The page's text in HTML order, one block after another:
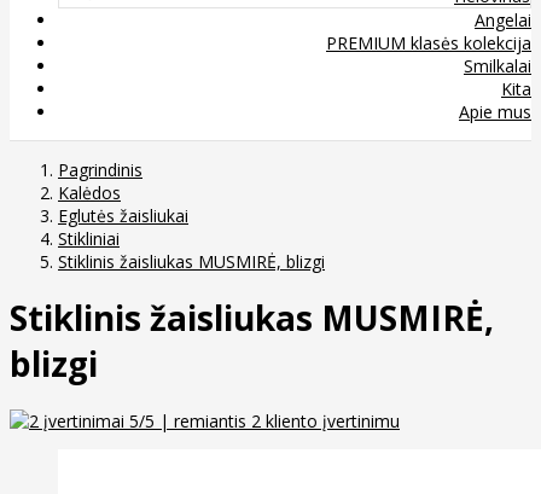
Angelai
PREMIUM klasės kolekcija
Smilkalai
Kita
Apie mus
Pagrindinis
Kalėdos
Eglutės žaisliukai
Stikliniai
Stiklinis žaisliukas MUSMIRĖ, blizgi
Stiklinis žaisliukas MUSMIRĖ,
blizgi
5/5 | remiantis 2 kliento įvertinimu